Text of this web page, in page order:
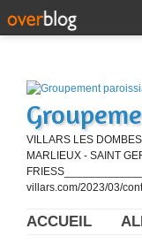
VILLARS LES
MARLIEUX - SAINT
villars.com/2023/03/
ACCUEIL